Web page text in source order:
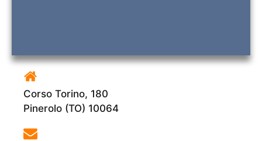
Corso Torino, 180
Pinerolo (TO) 10064